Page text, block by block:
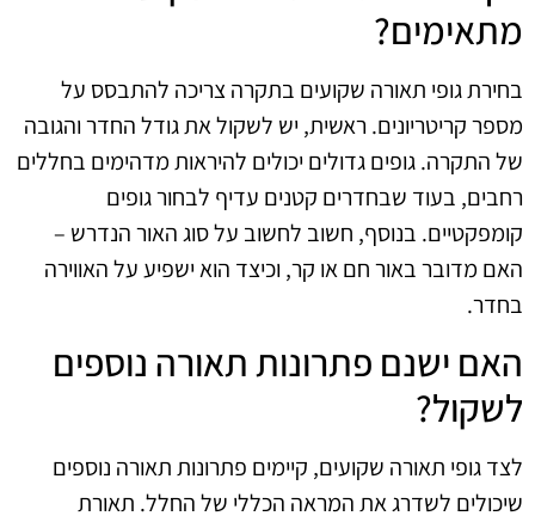
מתאימים?
בחירת גופי תאורה שקועים בתקרה צריכה להתבסס על
מספר קריטריונים. ראשית, יש לשקול את גודל החדר והגובה
של התקרה. גופים גדולים יכולים להיראות מדהימים בחללים
רחבים, בעוד שבחדרים קטנים עדיף לבחור גופים
קומפקטיים. בנוסף, חשוב לחשוב על סוג האור הנדרש –
האם מדובר באור חם או קר, וכיצד הוא ישפיע על האווירה
בחדר.
האם ישנם פתרונות תאורה נוספים
לשקול?
לצד גופי תאורה שקועים, קיימים פתרונות תאורה נוספים
שיכולים לשדרג את המראה הכללי של החלל. תאורת